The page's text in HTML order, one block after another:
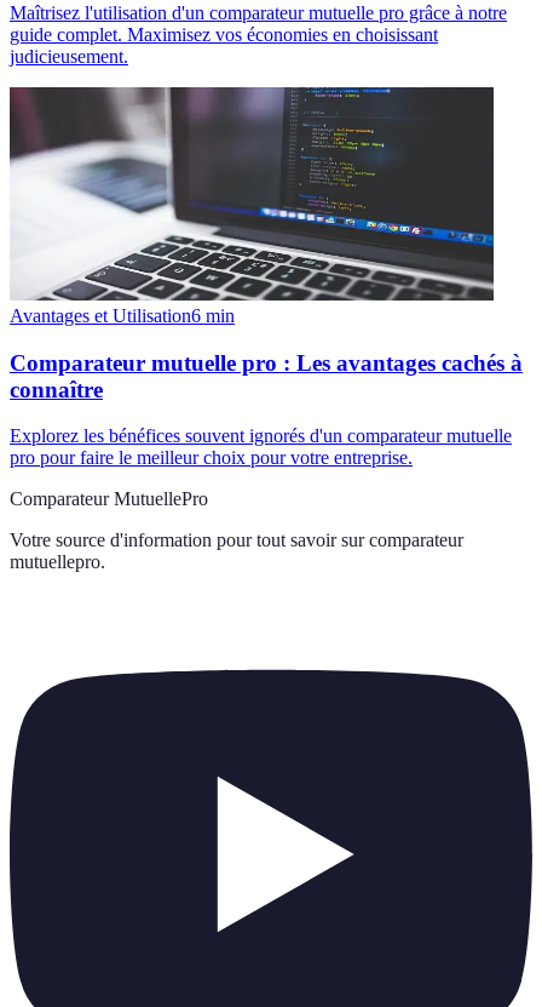
Maîtrisez l'utilisation d'un comparateur mutuelle pro grâce à notre
guide complet. Maximisez vos économies en choisissant
judicieusement.
Avantages et Utilisation6 min
Comparateur mutuelle pro : Les avantages cachés à
connaître
Explorez les bénéfices souvent ignorés d'un comparateur mutuelle
pro pour faire le meilleur choix pour votre entreprise.
Comparateur MutuellePro
Votre source d'information pour tout savoir sur comparateur
mutuellepro.